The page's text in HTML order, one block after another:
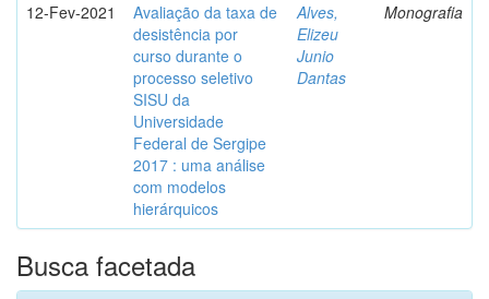
12-Fev-2021
Avaliação da taxa de
desistência por
curso durante o
processo seletivo
SISU da
Universidade
Federal de Sergipe
2017 : uma análise
com modelos
hierárquicos
Alves,
Elizeu
Junio
Dantas
Monografia
Busca facetada